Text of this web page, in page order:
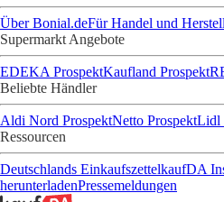
Über Bonial.deFür Handel und
Supermarkt Angebote
EDEKA ProspektKaufland Prospekt
Beliebte Händler
Aldi Nord ProspektNetto ProspektLidl
Ressourcen
Deutschlands EinkaufszettelkaufDA
herunterladenPressemeldungen